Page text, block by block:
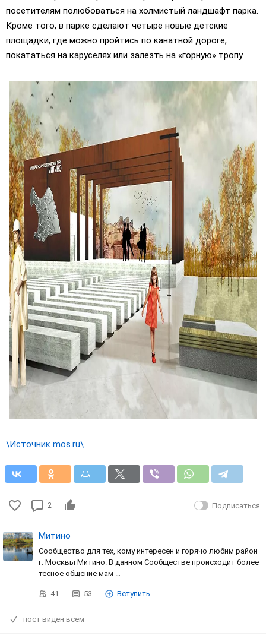
посетителям полюбоваться на холмистый ландшафт парка.
Кроме того, в парке сделают четыре новые детские
площадки, где можно пройтись по канатной дороге,
покататься на каруселях или залезть на «горную» тропу.
\Источник mos.ru\
2 Подписаться
Митино
Сообщество для тех, кому интересен и горячо любим район
г. Москвы Митино. В данном Сообществе происходит более
тесное общение мам …
41 53 Вступить
пост виден всем